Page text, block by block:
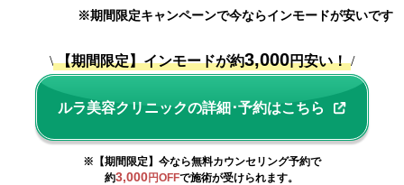
※期間限定キャンペーンで今ならインモードが安いです
\ 【期間限定】インモードが約3,000円安い！ /
ルラ美容クリニックの詳細･予約はこちら
※【期間限定】今なら無料カウンセリング予約で
約3,000円OFFで施術が受けられます。